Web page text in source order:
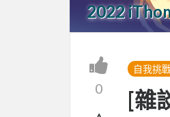
2022
0
自我挑
[雜